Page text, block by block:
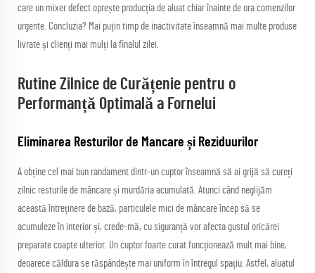
care un mixer defect oprește producția de aluat chiar înainte de ora comenzilor
urgente. Concluzia? Mai puțin timp de inactivitate înseamnă mai multe produse
livrate și clienți mai mulți la finalul zilei.
Rutine Zilnice de Curățenie pentru o
Performanță Optimală a Fornelui
Eliminarea Resturilor de Mancare și Reziduurilor
A obține cel mai bun randament dintr-un cuptor înseamnă să ai grijă să cureți
zilnic resturile de mâncare și murdăria acumulată. Atunci când neglijăm
această întreținere de bază, particulele mici de mâncare încep să se
acumuleze în interior și, crede-mă, cu siguranță vor afecta gustul oricărei
preparate coapte ulterior. Un cuptor foarte curat funcționează mult mai bine,
deoarece căldura se răspândește mai uniform în întregul spațiu. Astfel, aluatul